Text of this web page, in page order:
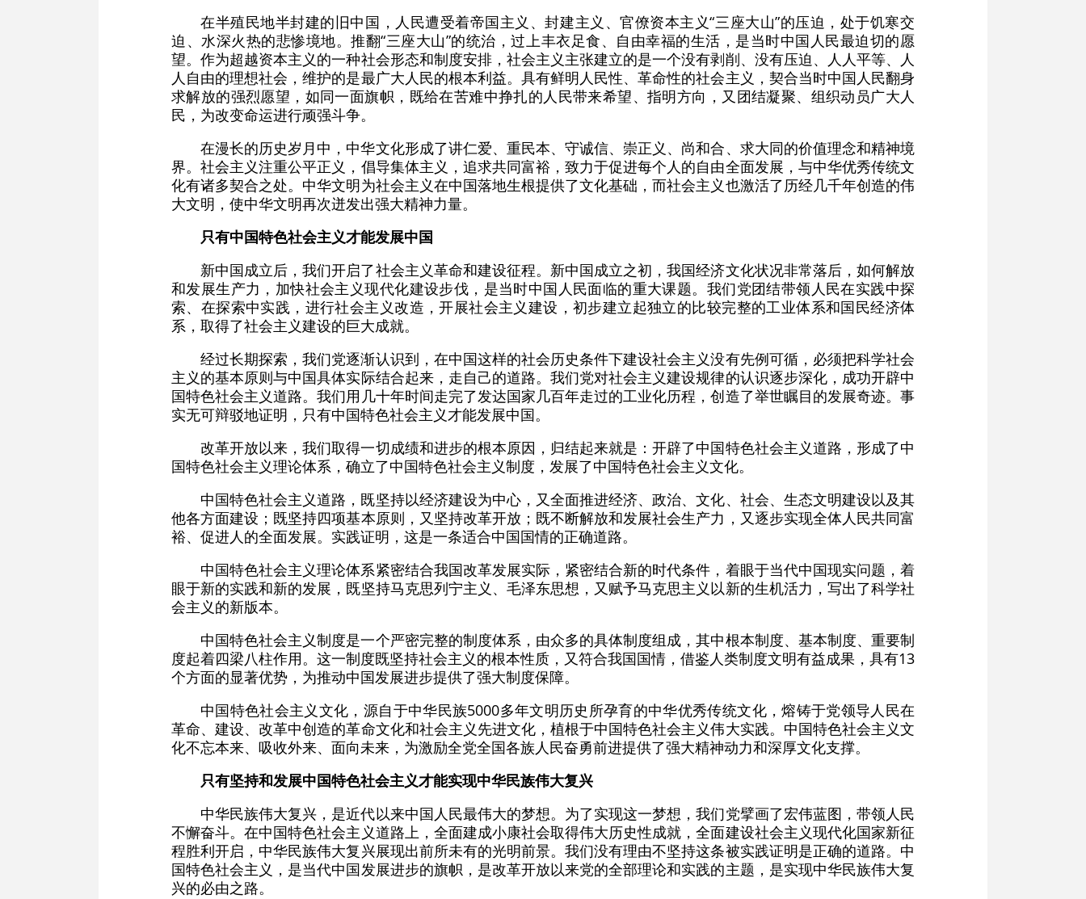
在半殖民地半封建的旧中国，人民遭受着帝国主义、封建主义、官僚资本主义“三座大山”的压迫，处于饥寒交
迫、水深火热的悲惨境地。推翻“三座大山”的统治，过上丰衣足食、自由幸福的生活，是当时中国人民最迫切的愿
望。作为超越资本主义的一种社会形态和制度安排，社会主义主张建立的是一个没有剥削、没有压迫、人人平等、人
人自由的理想社会，维护的是最广大人民的根本利益。具有鲜明人民性、革命性的社会主义，契合当时中国人民翻身
求解放的强烈愿望，如同一面旗帜，既给在苦难中挣扎的人民带来希望、指明方向，又团结凝聚、组织动员广大人
民，为改变命运进行顽强斗争。
在漫长的历史岁月中，中华文化形成了讲仁爱、重民本、守诚信、崇正义、尚和合、求大同的价值理念和精神境
界。社会主义注重公平正义，倡导集体主义，追求共同富裕，致力于促进每个人的自由全面发展，与中华优秀传统文
化有诸多契合之处。中华文明为社会主义在中国落地生根提供了文化基础，而社会主义也激活了历经几千年创造的伟
大文明，使中华文明再次迸发出强大精神力量。
只有中国特色社会主义才能发展中国
新中国成立后，我们开启了社会主义革命和建设征程。新中国成立之初，我国经济文化状况非常落后，如何解放
和发展生产力，加快社会主义现代化建设步伐，是当时中国人民面临的重大课题。我们党团结带领人民在实践中探
索、在探索中实践，进行社会主义改造，开展社会主义建设，初步建立起独立的比较完整的工业体系和国民经济体
系，取得了社会主义建设的巨大成就。
经过长期探索，我们党逐渐认识到，在中国这样的社会历史条件下建设社会主义没有先例可循，必须把科学社会
主义的基本原则与中国具体实际结合起来，走自己的道路。我们党对社会主义建设规律的认识逐步深化，成功开辟中
国特色社会主义道路。我们用几十年时间走完了发达国家几百年走过的工业化历程，创造了举世瞩目的发展奇迹。事
实无可辩驳地证明，只有中国特色社会主义才能发展中国。
改革开放以来，我们取得一切成绩和进步的根本原因，归结起来就是：开辟了中国特色社会主义道路，形成了中
国特色社会主义理论体系，确立了中国特色社会主义制度，发展了中国特色社会主义文化。
中国特色社会主义道路，既坚持以经济建设为中心，又全面推进经济、政治、文化、社会、生态文明建设以及其
他各方面建设；既坚持四项基本原则，又坚持改革开放；既不断解放和发展社会生产力，又逐步实现全体人民共同富
裕、促进人的全面发展。实践证明，这是一条适合中国国情的正确道路。
中国特色社会主义理论体系紧密结合我国改革发展实际，紧密结合新的时代条件，着眼于当代中国现实问题，着
眼于新的实践和新的发展，既坚持马克思列宁主义、毛泽东思想，又赋予马克思主义以新的生机活力，写出了科学社
会主义的新版本。
中国特色社会主义制度是一个严密完整的制度体系，由众多的具体制度组成，其中根本制度、基本制度、重要制
度起着四梁八柱作用。这一制度既坚持社会主义的根本性质，又符合我国国情，借鉴人类制度文明有益成果，具有13
个方面的显著优势，为推动中国发展进步提供了强大制度保障。
中国特色社会主义文化，源自于中华民族5000多年文明历史所孕育的中华优秀传统文化，熔铸于党领导人民在
革命、建设、改革中创造的革命文化和社会主义先进文化，植根于中国特色社会主义伟大实践。中国特色社会主义文
化不忘本来、吸收外来、面向未来，为激励全党全国各族人民奋勇前进提供了强大精神动力和深厚文化支撑。
只有坚持和发展中国特色社会主义才能实现中华民族伟大复兴
中华民族伟大复兴，是近代以来中国人民最伟大的梦想。为了实现这一梦想，我们党擘画了宏伟蓝图，带领人民
不懈奋斗。在中国特色社会主义道路上，全面建成小康社会取得伟大历史性成就，全面建设社会主义现代化国家新征
程胜利开启，中华民族伟大复兴展现出前所未有的光明前景。我们没有理由不坚持这条被实践证明是正确的道路。中
国特色社会主义，是当代中国发展进步的旗帜，是改革开放以来党的全部理论和实践的主题，是实现中华民族伟大复
兴的必由之路。